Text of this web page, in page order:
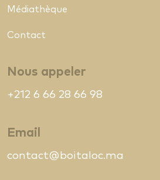
Médiathèque
Contact
Nous appeler
+212 6 66 28 66 98
Email
contact@boitaloc.ma